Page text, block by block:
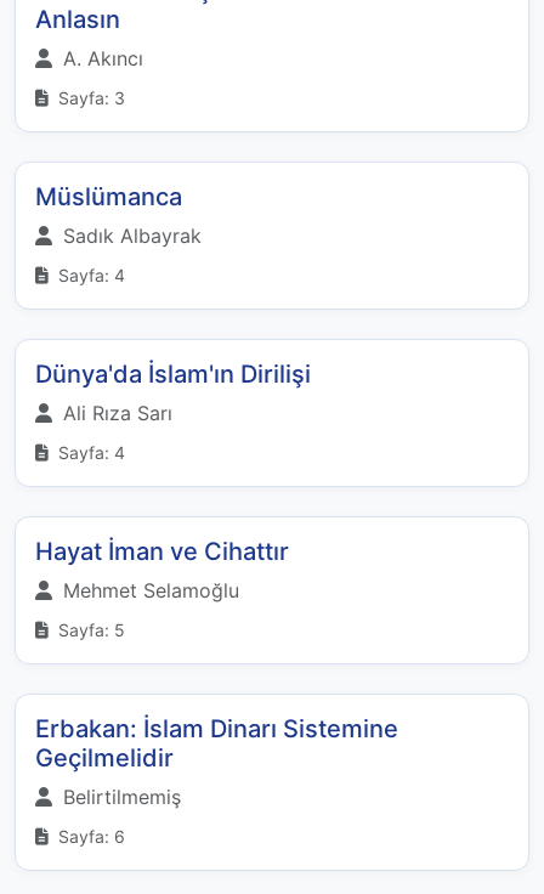
Anlasın
A. Akıncı
Sayfa: 3
Müslümanca
Sadık Albayrak
Sayfa: 4
Dünya'da İslam'ın Dirilişi
Ali Rıza Sarı
Sayfa: 4
Hayat İman ve Cihattır
Mehmet Selamoğlu
Sayfa: 5
Erbakan: İslam Dinarı Sistemine
Geçilmelidir
Belirtilmemiş
Sayfa: 6